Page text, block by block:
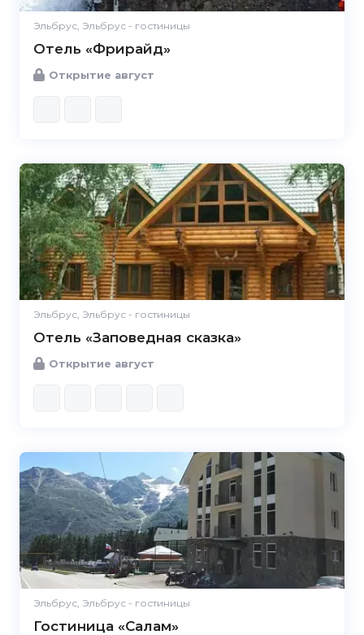
Эльбрус, Эльбрус - гостиницы
Отель «Фрирайд»
Открытие август
Эльбрус, Эльбрус - гостиницы
Отель «Заповедная сказка»
Открытие август
Эльбрус, Эльбрус - гостиницы
Гостиница «Салам»